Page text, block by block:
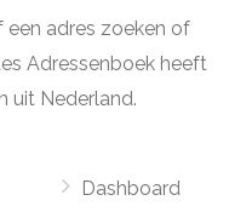
adres zoeken of
Adressenboek heeft
uit Nederland.
Dashboard